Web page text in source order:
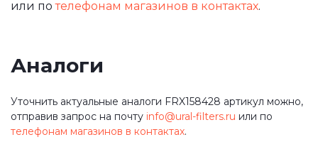
или потелефонам магазинов в контактах.
Аналоги
Уточнить актуальные аналоги FRX158428 артикул можно,
отправив запрос на почту info@ural-filters.ru или по
телефонам магазинов в контактах.